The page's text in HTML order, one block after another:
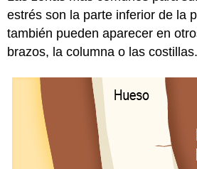
estrés son la parte inferior de la
también pueden aparecer en
brazos, la columna o las costillas.